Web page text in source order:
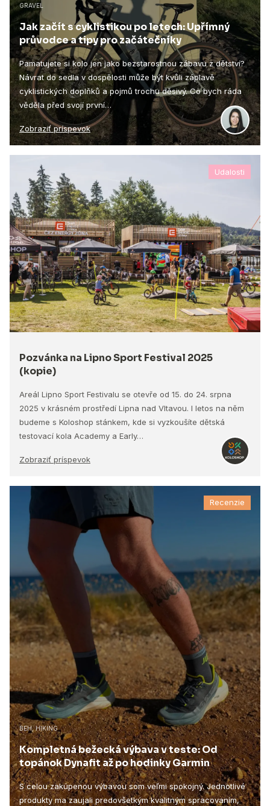
GRAVEL
Jak začít s cyklistikou po letech: Upřímný
průvodce a tipy pro začátečníky
Pamatujete si kolo jen jako bezstarostnou zábavu z dětství?
Návrat do sedla v dospělosti může být kvůli záplavě
cyklistických doplňků a pojmů trochu děsivý. Co bych ráda
věděla před svojí první…
Zobraziť príspevok
Udalosti
Pozvánka na Lipno Sport Festival 2025
(kopie)
Areál Lipno Sport Festivalu se otevře od 15. do 24. srpna
2025 v krásném prostředí Lipna nad Vltavou. I letos na něm
budeme s Koloshop stánkem, kde si vyzkoušíte dětská
testovací kola Academy a Early…
Zobraziť príspevok
Recenzie
BEH, HIKING
Kompletná bežecká výbava v teste: Od
topánok Dynafit až po hodinky Garmin
S celou zakúpenou výbavou som veľmi spokojný. Jednotlivé
produkty ma zaujali predovšetkým kvalitným spracovaním,